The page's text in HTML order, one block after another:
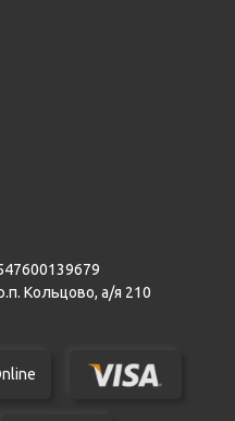
Кольцово, а/я 210